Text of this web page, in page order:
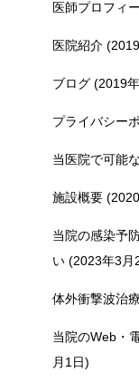
医師プロフィ
医院紹介
ブログ (2019
プライバシー
当医院で可能
施設概要
当院の感染予
い (2023年3月
体外衝撃波治
当院のWeb・
月1日)